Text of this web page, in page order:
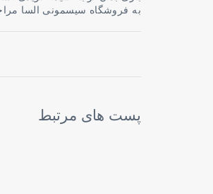
به فروشگاه سیسمونی السا
پست های مرتبط